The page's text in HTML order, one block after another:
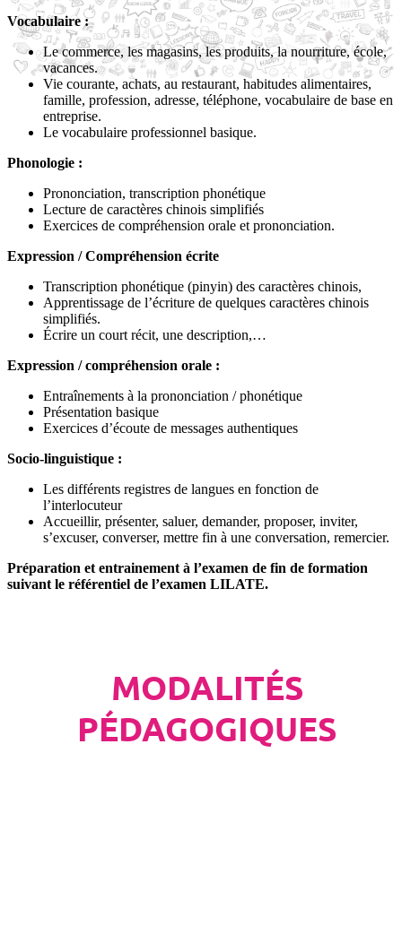
Vocabulaire :
Le commerce, les magasins, les produits, la nourriture, école,
vacances.
Vie courante, achats, au restaurant, habitudes alimentaires,
famille, profession, adresse, téléphone, vocabulaire de base en
entreprise.
Le vocabulaire professionnel basique.
Phonologie :
Prononciation, transcription phonétique
Lecture de caractères chinois simplifiés
Exercices de compréhension orale et prononciation.
Expression / Compréhension écrite
Transcription phonétique (pinyin) des caractères chinois,
Apprentissage de l’écriture de quelques caractères chinois
simplifiés.
Écrire un court récit, une description,…
Expression / compréhension orale :
Entraînements à la prononciation / phonétique
Présentation basique
Exercices d’écoute de messages authentiques
Socio-linguistique :
Les différents registres de langues en fonction de
l’interlocuteur
Accueillir, présenter, saluer, demander, proposer, inviter,
s’excuser, converser, mettre fin à une conversation, remercier.
Préparation et entrainement à l’examen de fin de formation
suivant le référentiel de l’examen LILATE.
MODALITÉS
PÉDAGOGIQUES